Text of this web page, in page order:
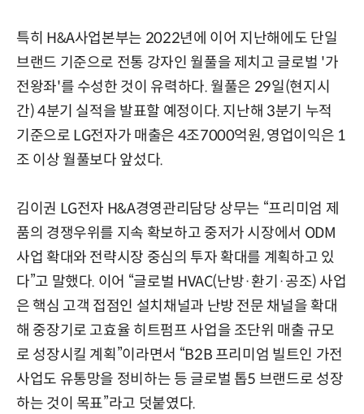
특히 H&A사업본부는 2022년에 이어 지난해에도 단일
브랜드 기준으로 전통 강자인 월풀을 제치고 글로벌 '가
전왕좌'를 수성한 것이 유력하다. 월풀은 29일(현지시
간) 4분기 실적을 발표할 예정이다. 지난해 3분기 누적
기준으로 LG전자가 매출은 4조7000억원, 영업이익은 1
조 이상 월풀보다 앞섰다.
김이권 LG전자 H&A경영관리담당 상무는 “프리미엄 제
품의 경쟁우위를 지속 확보하고 중저가 시장에서 ODM
사업 확대와 전략시장 중심의 투자 확대를 계획하고 있
다”고 말했다. 이어 “글로벌 HVAC(난방·환기·공조) 사업
은 핵심 고객 접점인 설치채널과 난방 전문 채널을 확대
해 중장기로 고효율 히트펌프 사업을 조단위 매출 규모
로 성장시킬 계획”이라면서 “B2B 프리미엄 빌트인 가전
사업도 유통망을 정비하는 등 글로벌 톱5 브랜드로 성장
하는 것이 목표”라고 덧붙였다.